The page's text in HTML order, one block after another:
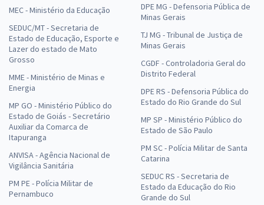
MEC - Ministério da Educação
SEDUC/MT - Secretaria de
Estado de Educação, Esporte e
Lazer do estado de Mato
Grosso
MME - Ministério de Minas e
Energia
MP GO - Ministério Público do
Estado de Goiás - Secretário
Auxiliar da Comarca de
Itapuranga
ANVISA - Agência Nacional de
Vigilância Sanitária
PM PE - Polícia Militar de
Pernambuco
DPE MG - Defensoria Pública de
Minas Gerais
TJ MG - Tribunal de Justiça de
Minas Gerais
CGDF - Controladoria Geral do
Distrito Federal
DPE RS - Defensoria Pública do
Estado do Rio Grande do Sul
MP SP - Ministério Público do
Estado de São Paulo
PM SC - Polícia Militar de Santa
Catarina
SEDUC RS - Secretaria de
Estado da Educação do Rio
Grande do Sul